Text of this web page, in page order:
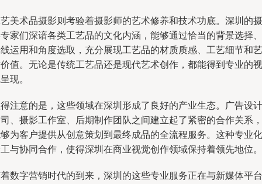
美术品摄影则考验着摄影师的艺术修养和技术功底。深圳的摄
家们深谙各类工艺品的文化内涵，能够通过恰当的背景选择、
运用和角度选取，充分展现工艺品的材质质感、工艺细节和艺
值。无论是传统工艺品还是现代艺术创作，都能得到专业的视
现。
注意的是，这些领域在深圳形成了良好的产业生态。广告设计
、摄影工作室、后期制作团队之间建立起了紧密的合作关系，
为客户提供从创意策划到最终成品的全流程服务。这种专业化
与协同合作，使得深圳在商业视觉创作领域保持着领先地位。
数字营销时代的到来，深圳的这些专业服务正在与新媒体平台